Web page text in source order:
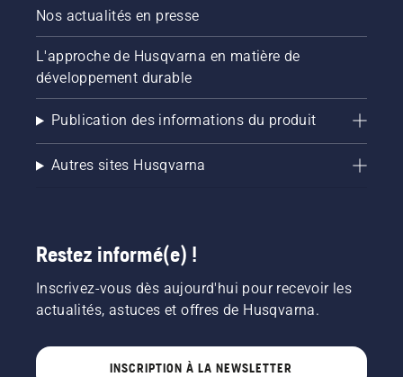
Nos actualités en presse
L'approche de Husqvarna en matière de
développement durable
Publication des informations du produit
Autres sites Husqvarna
Restez informé(e) !
Inscrivez-vous dès aujourd'hui pour recevoir les
actualités, astuces et offres de Husqvarna.
INSCRIPTION À LA NEWSLETTER